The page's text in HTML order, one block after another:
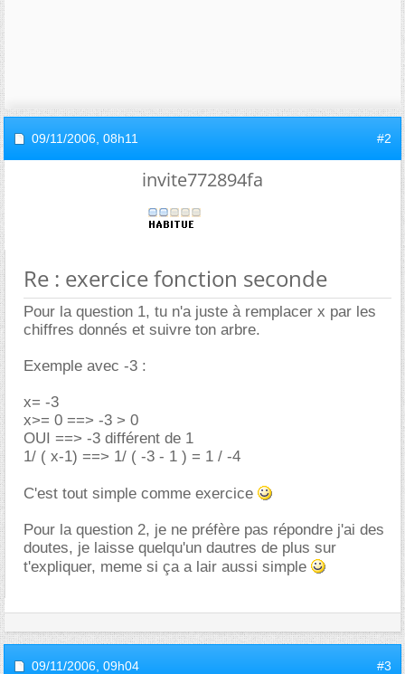
09/11/2006, 08h11 #2
invite772894fa
Re : exercice fonction seconde
Pour la question 1, tu n'a juste à remplacer x par les
chiffres donnés et suivre ton arbre.
Exemple avec -3 :
x= -3
x>= 0 ==> -3 > 0
OUI ==> -3 différent de 1
1/ ( x-1) ==> 1/ ( -3 - 1 ) = 1 / -4
C'est tout simple comme exercice
Pour la question 2, je ne préfère pas répondre j'ai des
doutes, je laisse quelqu'un dautres de plus sur
t'expliquer, meme si ça a lair aussi simple
09/11/2006, 09h04 #3